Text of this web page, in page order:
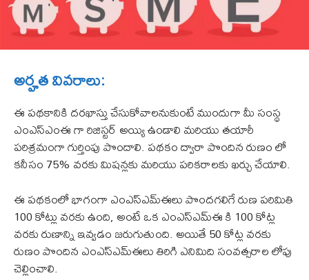
అర్హత వివరాలు:
ఈ పథకానికి దరఖాస్తు చేసుకోవాలనుకుంటే ముందుగా మీ సంస్థ
ఎంఎస్ఎంఈ గా రిజిస్టర్ అయ్యి ఉండాలి మరియు తయారీ
పరిశ్రమంగా గుర్తింపు పొందాలి. పథకం ద్వారా పొందిన రుణం లో
కనీసం 75% వరకు మిషన్లకు మరియు పరికరాలకు ఖర్చు చేయాలి.
ఈ పథకంలో భాగంగా ఎంఎస్ఎమ్ఈలు పొందగలిగే రుణ పరిమితి
100 కోట్లు వరకు ఉంది, అంటే ఒక ఎంఎస్ఎమ్ఈ కి 100 కోట్ల
వరకు రుణాన్ని ఇవ్వడం జరుగుతుంది. అయితే 50 కోట్ల వరకు
రుణం పొందిన ఎంఎస్ఎమ్ఈలు తిరిగి ఎనిమిది సంవత్సరాల లోపు
చెల్లించాలి.